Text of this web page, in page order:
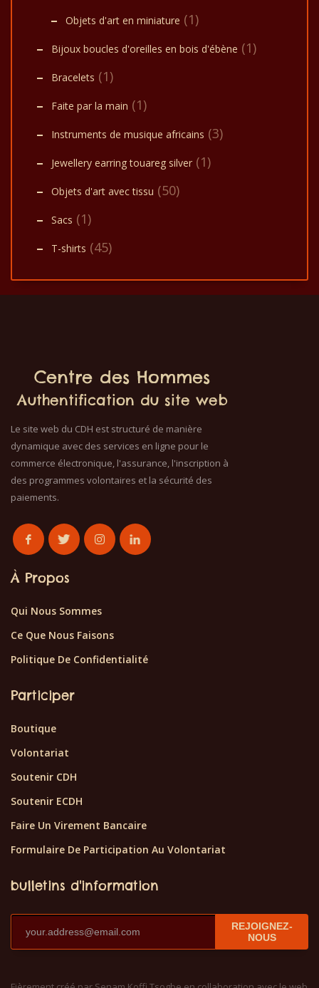
Objets d'art en miniature (1)
Bijoux boucles d'oreilles en bois d'ébène (1)
Bracelets (1)
Faite par la main (1)
Instruments de musique africains (3)
Jewellery earring touareg silver (1)
Objets d'art avec tissu (50)
Sacs (1)
T-shirts (45)
Centre des Hommes
Authentification du site web
Le site web du CDH est structuré de manière
dynamique avec des services en ligne pour le
commerce électronique, l'assurance, l'inscription à
des programmes volontaires et la sécurité des
paiements.
À Propos
Qui Nous Sommes
Ce Que Nous Faisons
Politique De Confidentialité
Participer
Boutique
Volontariat
Soutenir CDH
Soutenir ECDH
Faire Un Virement Bancaire
Formulaire De Participation Au Volontariat
bulletins d'information
REJOIGNEZ-
NOUS